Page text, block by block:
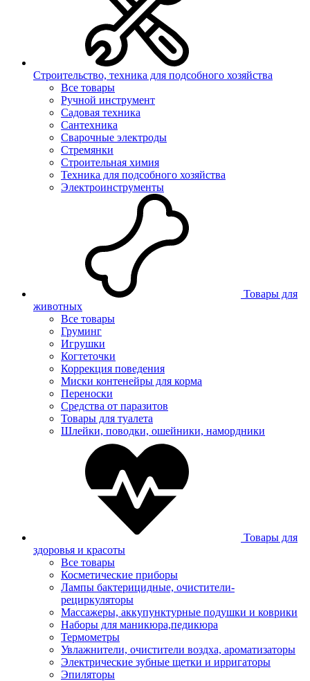
Строительство, техника для подсобного хозяйства
Все товары
Ручной инструмент
Садовая техника
Сантехника
Сварочные электроды
Стремянки
Строительная химия
Техника для подсобного хозяйства
Электроинструменты
Товары для
животных
Все товары
Груминг
Игрушки
Когтеточки
Коррекция поведения
Миски контенейры для корма
Переноски
Средства от паразитов
Товары для туалета
Шлейки, поводки, ошейники, намордники
Товары для
здоровья и красоты
Все товары
Косметические приборы
Лампы бактерицидные, очистители-
рециркуляторы
Массажеры, аккупунктурные подушки и коврики
Наборы для маникюра,педикюра
Термометры
Увлажнители, очистители воздха, ароматизаторы
Электрические зубные щетки и ирригаторы
Эпиляторы